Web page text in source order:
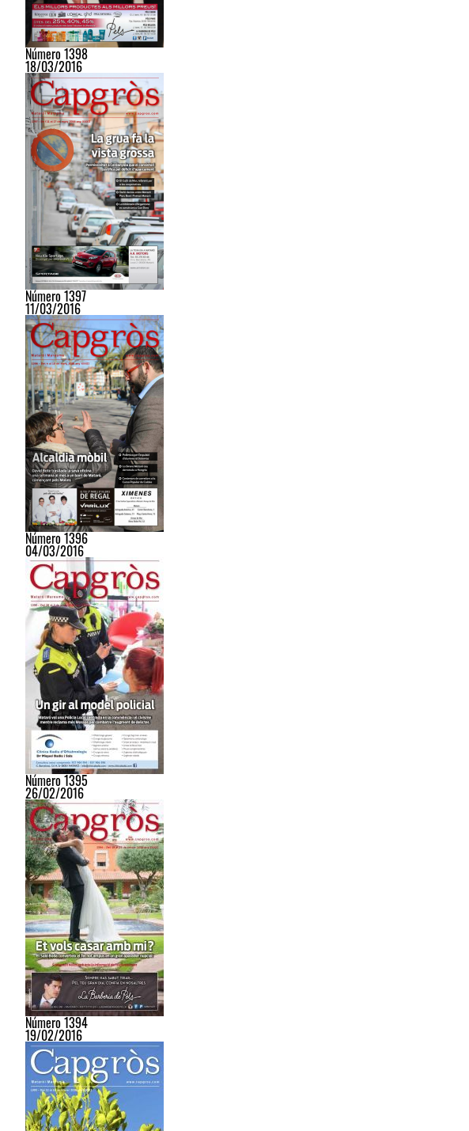
Número 1398
18/03/2016
Número 1397
11/03/2016
Número 1396
04/03/2016
Número 1395
26/02/2016
Número 1394
19/02/2016